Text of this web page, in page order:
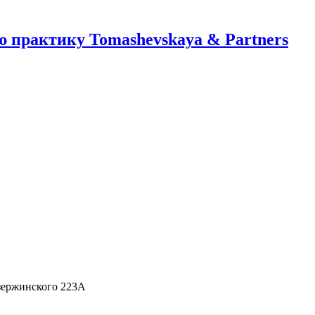
Tomashevskaya & Partners
223А